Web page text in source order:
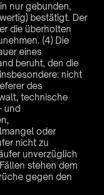
nur gebunden,
bestätigt. Der
die überholten
(4) Die
eines
beruht, den die
nicht
des
technische
und
oder
nicht zu
unverzüglich
stehen dem
gegen den